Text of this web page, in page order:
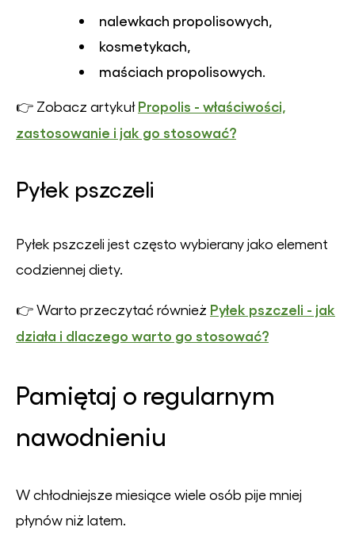
nalewkach propolisowych,
kosmetykach,
maściach propolisowych.
👉 Zobacz artykułPropolis - właściwości,
zastosowanie i jak go stosować?
Pyłek pszczeli
Pyłek pszczeli jest często wybierany jako element
codziennej diety.
👉 Warto przeczytać również Pyłek pszczeli - jak
działa i dlaczego warto go stosować?
Pamiętaj o regularnym
nawodnieniu
W chłodniejsze miesiące wiele osób pije mniej
płynów niż latem.